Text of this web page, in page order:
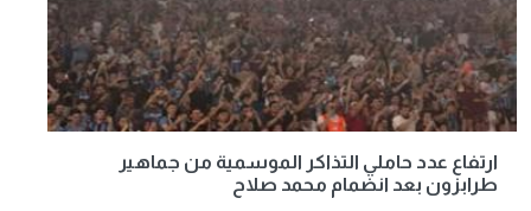
ارتفاع عدد حاملي التذاكر الموسمية من جماهير
طرابزون بعد انضمام محمد صلاح